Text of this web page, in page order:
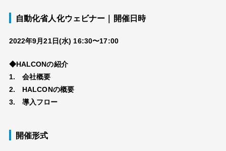
よくある質問
製品情報
自動化省人化ウェビナー｜開催日時
2022年9月21日(水) 16:30〜17:00
◆HALCONの紹介
1. 会社概要
2. HALCONの概要
3. 導入フロー
開催形式